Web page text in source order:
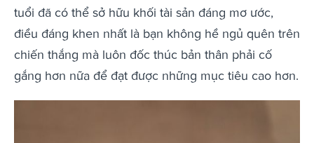
tuổi đã có thể sở hữu khối tài sản đáng mơ ước,
điều đáng khen nhất là bạn không hề ngủ quên trên
chiến thắng mà luôn đốc thúc bản thân phải cố
gắng hơn nữa để đạt được những mục tiêu cao hơn.